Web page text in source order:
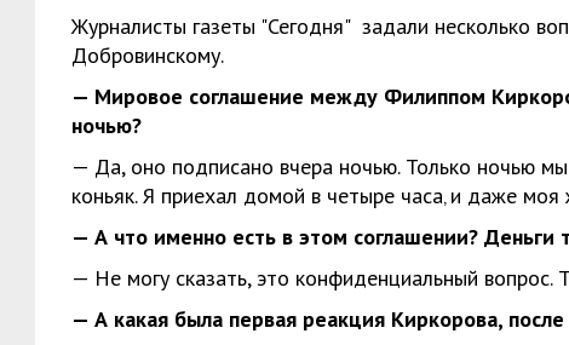
Журналисты газеты "Сегодня" задали несколько
Добровинскому.
— Мировое соглашение между Филиппом
ночью?
— Да, оно подписано вчера ночью. Только ночью
коньяк. Я приехал домой в четыре часа‚ и даже
— А что именно есть в этом соглашении? Деньги
— Не могу сказать, это конфиденциальный
— А какая была первая реакция Киркорова,